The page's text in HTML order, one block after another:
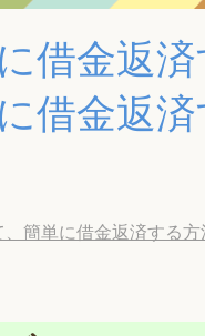
借金返
借金返
簡単に借金返済する方